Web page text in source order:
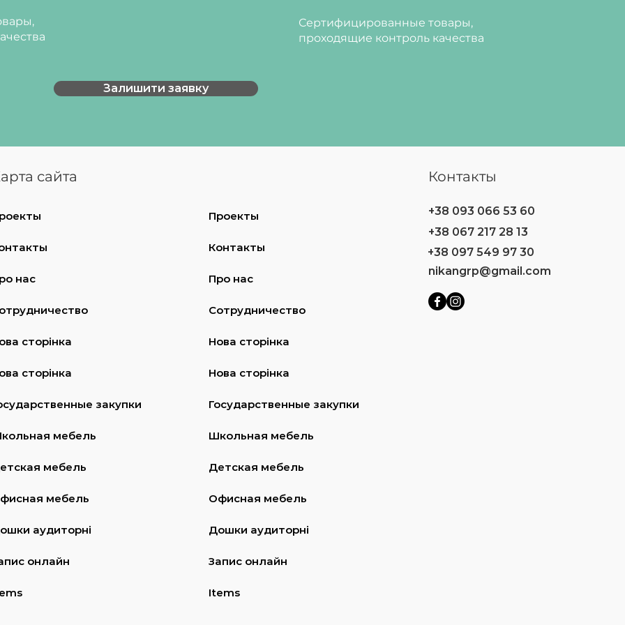
верхньому або
Сертифицированные товары,
проходящие контроль качества
Залишити заявку
сайта
нас
сторінка
сторінка
закупки
мебель
мебель
мебель
аудиторні
онлайн
Проекты
Контакты
Про нас
Сотрудничество
Нова сторінка
Нова сторінка
Государственные закупки
Школьная мебель
Детская мебель
Офисная мебель
Дошки аудиторні
Запис онлайн
Items
Контакты
+38 093 066 53 60
+38 067 217 28 13
nikangrp@gmail.com
+38 097 549 97 30